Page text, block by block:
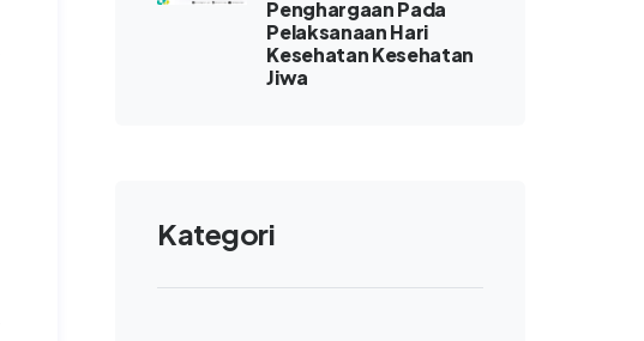
Penghargaan Pada
Pelaksanaan Hari
Kesehatan Kesehatan
Jiwa
Kategori